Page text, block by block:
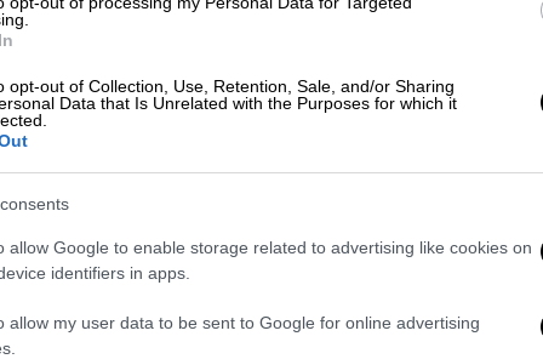
opt-out of Collection, Use, Retention, Sale, and/or Sharing
Data that Is Unrelated with the Purposes for which it
allow Google to enable storage related to advertising like cookies on
identifiers in apps.
allow my user data to be sent to Google for online advertising
με τους κυρίους Ανδρουλάκη,
Τασούλα και του Νικήτα
δυσφορίατου για το κλίμα που επικρατεί
ότι συναντιόμαστε κοινωνικά και
με απαξιωτικούς και χυδαίους
από μένα» είπε μετά σε